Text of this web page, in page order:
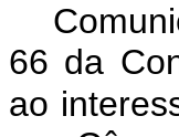
66 da
ao